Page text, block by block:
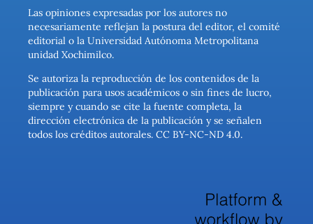
Las opiniones expresadas por los autores no
necesariamente reflejan la postura del editor, el comité
editorial o la Universidad Autónoma Metropolitana
unidad Xochimilco.
Se autoriza la reproducción de los contenidos de la
publicación para usos académicos o sin fines de lucro,
siempre y cuando se cite la fuente completa, la
dirección electrónica de la publicación y se señalen
todos los créditos autorales. CC BY-NC-ND 4.0.